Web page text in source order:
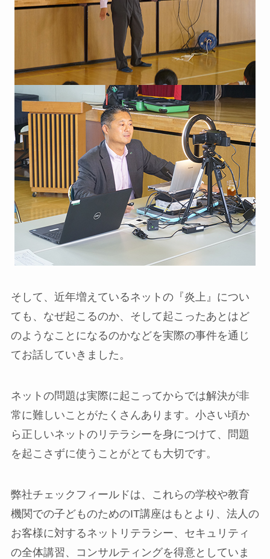
そして、近年増えているネットの『炎上』につい
ても、なぜ起こるのか、そして起こったあとはど
のようなことになるのかなどを実際の事件を通じ
てお話していきました。
ネットの問題は実際に起こってからでは解決が非
常に難しいことがたくさんあります。小さい頃か
ら正しいネットのリテラシーを身につけて、問題
を起こさずに使うことがとても大切です。
弊社チェックフィールドは、これらの学校や教育
機関での子どものためのIT講座はもとより、法人の
お客様に対するネットリテラシー、セキュリティ
の全体講習、コンサルティングを得意としていま